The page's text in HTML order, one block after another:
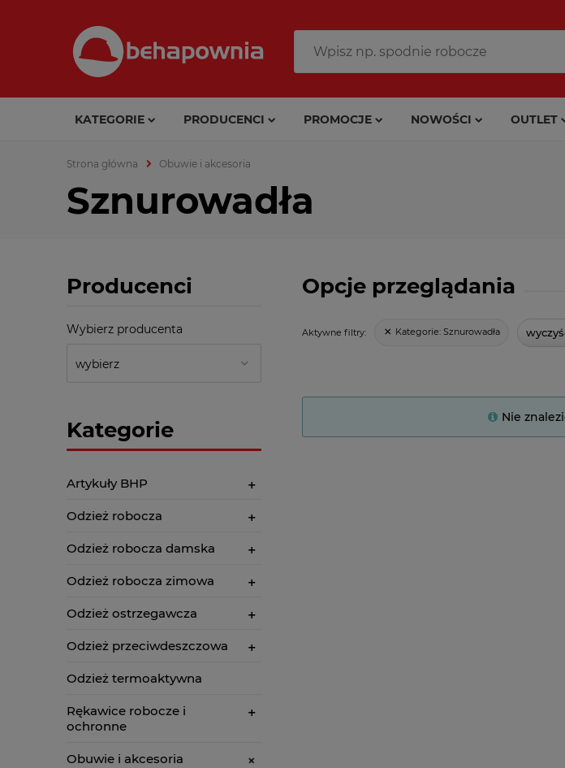
KATEGORIE PRODUCENCI PROMOCJE NOWOŚCI OUTLET
Strona główna Obuwie i akcesoria
Sznurowadła
Producenci
Wybierz producenta
Kategorie
Artykuły BHP
Odzież robocza
Odzież robocza damska
Odzież robocza zimowa
Odzież ostrzegawcza
Odzież przeciwdeszczowa
Odzież termoaktywna
Rękawice robocze i
ochronne
Obuwie i akcesoria
Opcje przeglądania
Aktywne filtry: Kategorie: Sznurowadła
Nie